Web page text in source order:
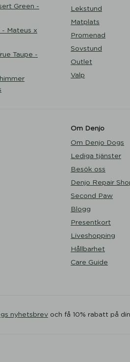
Green -
Mateus x
Taupe -
Lekstund
Matplats
Promenad
Sovstund
Outlet
Valp
Om Denjo
Om Denjo Dogs
Lediga tjänster
Besök oss
Denjo Repair
Second Paw
Blogg
Presentkort
Liveshopping
Hållbarhet
Care Guide
nyhetsbrev och få 10% rabatt på